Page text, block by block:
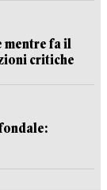
mentre fa il
critiche